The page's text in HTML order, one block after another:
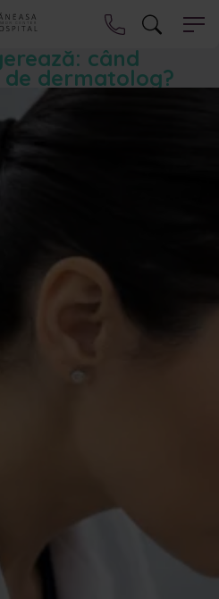
când
dermatolog?